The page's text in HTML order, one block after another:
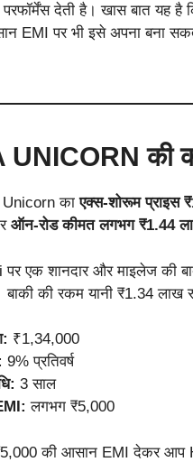
परफॉर्मेंस देती है। खास बात
EMI पर भी इसे अपना बना
UNICORN की
Unicorn काएक्स-शोरूम प्राइस
ऑन-रोड कीमत लगभग ₹1.44
एक शानदार और माइलेज की
बाकी की रकम यानी ₹1.34
₹1,34,000
9% प्रतिवर्ष
3 साल
लगभग ₹5,000
की आसान EMI देकर आप